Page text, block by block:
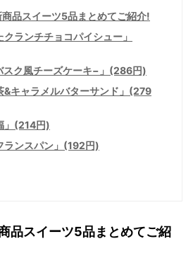
品スイーツ5品まとめてご紹介!
クランチチョコパイシュー」
スク風チーズケーキ−」(286円)
&キャラメルバターサンド」(279
」(214円)
ランスパン」(192円)
品スイーツ5品まとめてご紹